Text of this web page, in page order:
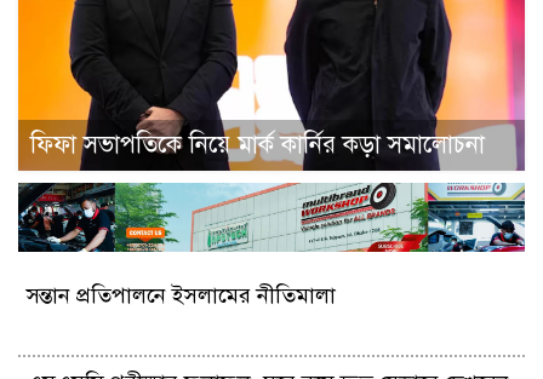
ফিফা সভাপতিকে নিয়ে মার্ক কার্নির কড়া সমালোচনা
সন্তান প্রতিপালনে ইসলামের নীতিমালা